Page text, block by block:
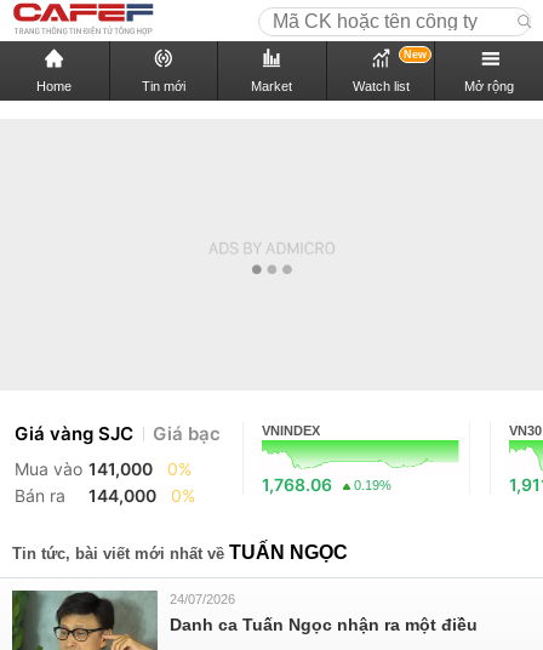
Home Tin mới Market Watch list
New
Mở rộng
Giá vàng SJC Giá bạc
Mua vào 141,000
0%
Bán ra
144,000 0%
VNINDEX
1,768.06 0.19%
VN30
Tin tức, bài viết mới nhất về TUẤN NGỌC
24/07/2026
Danh ca Tuấn Ngọc nhận ra một điều